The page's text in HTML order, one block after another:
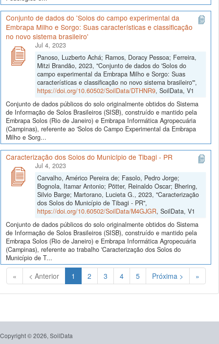
Conjunto de dados do 'Solos do campo experimental da
Embrapa Milho e Sorgo: Suas características e classificação
no novo sistema brasileiro'
Jul 4, 2023
Panoso, Luzberto Achá; Ramos, Doracy Pessoa; Ferreira,
Mitzi Brandão, 2023, "Conjunto de dados do 'Solos do
campo experimental da Embrapa Milho e Sorgo: Suas
características e classificação no novo sistema brasileiro'",
https://doi.org/10.60502/SoilData/DTHNR9, SoilData, V1
Conjunto de dados públicos do solo originalmente obtidos do Sistema
de Informação de Solos Brasileiros (SISB), construído e mantido pela
Embrapa Solos (Rio de Janeiro) e Embrapa Informática Agropecuária
(Campinas), referente ao 'Solos do Campo Experimental da Embrapa
Milho e Sorg...
Caracterização dos Solos do Município de Tibagi - PR
Jul 4, 2023
Carvalho, Américo Pereira de; Fasolo, Pedro Jorge;
Bognola, Itamar Antonio; Pötter, Reinaldo Oscar; Bhering,
Silvio Barge; Martorano, Lucieta G., 2023, "Caracterização
dos Solos do Município de Tibagi - PR",
https://doi.org/10.60502/SoilData/M4GJGR, SoilData, V1
Conjunto de dados públicos do solo originalmente obtidos do Sistema
de Informação de Solos Brasileiros (SISB), construído e mantido pela
Embrapa Solos (Rio de Janeiro) e Embrapa Informática Agropecuária
(Campinas), referente ao trabalho 'Caracterização dos Solos do
Município de T...
« < Anterior 1 (Atual)
2 3 4 5 Próxima > »
Copyright © 2026, SoilData